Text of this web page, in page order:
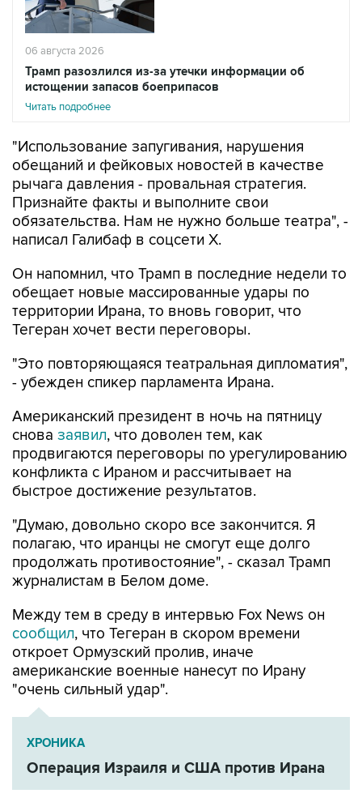
06 августа 2026
Трамп разозлился из-за утечки информации об
истощении запасов боеприпасов
Читать подробнее
"Использование запугивания, нарушения
обещаний и фейковых новостей в качестве
рычага давления - провальная стратегия.
Признайте факты и выполните свои
обязательства. Нам не нужно больше театра", -
написал Галибаф в соцсети X.
Он напомнил, что Трамп в последние недели то
обещает новые массированные удары по
территории Ирана, то вновь говорит, что
Тегеран хочет вести переговоры.
"Это повторяющаяся театральная дипломатия",
- убежден спикер парламента Ирана.
Американский президент в ночь на пятницу
снова заявил, что доволен тем, как
продвигаются переговоры по урегулированию
конфликта с Ираном и рассчитывает на
быстрое достижение результатов.
"Думаю, довольно скоро все закончится. Я
полагаю, что иранцы не смогут еще долго
продолжать противостояние", - сказал Трамп
журналистам в Белом доме.
Между тем в среду в интервью Fox News он
сообщил, что Тегеран в скором времени
откроет Ормузский пролив, иначе
американские военные нанесут по Ирану
"очень сильный удар".
ХРОНИКА
Операция Израиля и США против Ирана